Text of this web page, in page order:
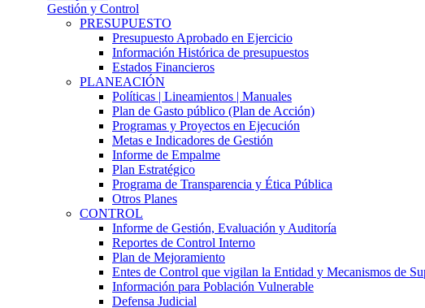
Gestión y Control
PRESUPUESTO
Presupuesto Aprobado en Ejercicio
Información Histórica de presupuestos
Estados Financieros
PLANEACIÓN
Políticas | Lineamientos | Manuales
Plan de Gasto público (Plan de Acción)
Programas y Proyectos en Ejecución
Metas e Indicadores de Gestión
Informe de Empalme
Plan Estratégico
Programa de Transparencia y Ética Pública
Otros Planes
CONTROL
Informe de Gestión, Evaluación y Auditoría
Reportes de Control Interno
Plan de Mejoramiento
Entes de Control que vigilan la Entidad y Mecanismos de
Información para Población Vulnerable
Defensa Judicial